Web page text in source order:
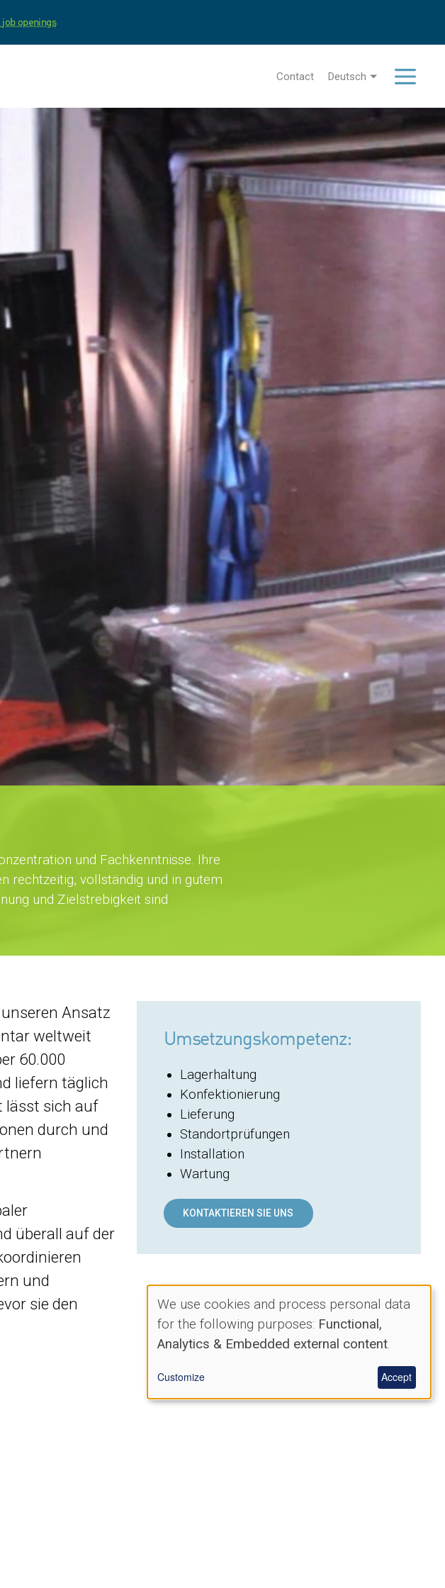
job openings
Contact Deutsch Menu
und Fachkenntnisse. Ihre
rechtzeitig, vollständig und in gutem
und Zielstrebigkeit sind
Ansatz
weltweit
60.000
liefern täglich
lässt sich auf
durch und
überall auf der
und
sie den
Umsetzungskompetenz:
Lagerhaltung
Konfektionierung
Lieferung
Standortprüfungen
Installation
Wartung
KONTAKTIEREN SIE UNS
Use
of
personal
We use cookies and process personal data
for the following purposes: Functional,
Analytics & Embedded external content.
Customize Accept